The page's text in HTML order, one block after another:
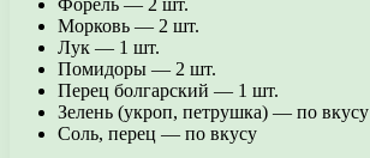
Форель — 2 шт.
Морковь — 2 шт.
Лук — 1 шт.
Помидоры — 2 шт.
Перец болгарский — 1 шт.
Зелень (укроп, петрушка) — по вкусу
Соль, перец — по вкусу